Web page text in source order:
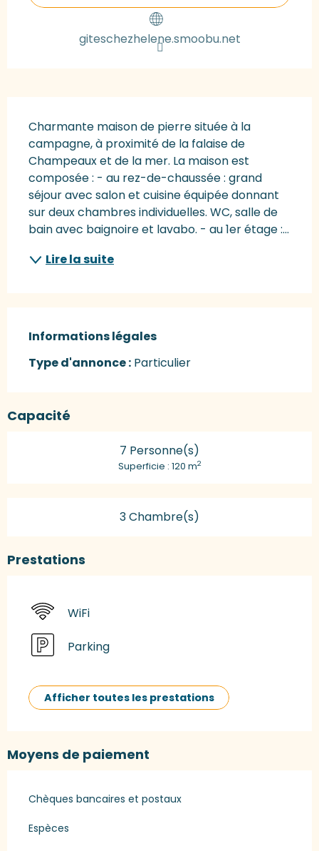
giteschezhelene.smoobu.net
Charmante maison de pierre située à la
campagne, à proximité de la falaise de
Champeaux et de la mer. La maison est
composée : - au rez-de-chaussée : grand
séjour avec salon et cuisine équipée donnant
sur deux chambres individuelles. WC, salle de
bain avec baignoire et lavabo. - au 1er étage :...
Lire la suite
Informations légales
Informations légales
Type d'annonce : Particulier
Capacité
7 Personne(s)
Superficie : 120 m2
3 Chambre(s)
Prestations
WiFi
Parking
Afficher toutes les prestations
Moyens de paiement
Chèques bancaires et postaux
Espèces